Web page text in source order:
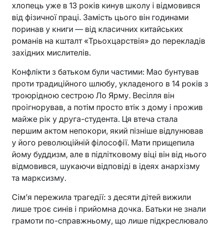
хлопець уже в 13 років кинув школу і відмовився
від фізичної праці. Замість цього він годинами
поринав у книги — від класичних китайських
романів на кшталт «Трьохцарствія» до перекладів
західних мислителів.
Конфлікти з батьком були частими: Мао бунтував
проти традиційного шлюбу, укладеного в 14 років з
троюрідною сестрою Ло Ярму. Весілля він
проігнорував, а потім просто втік з дому і прожив
майже рік у друга-студента. Ця втеча стала
першим актом непокори, який пізніше відлунював
у його революційній філософії. Мати прищепила
йому буддизм, але в підлітковому віці він від нього
відмовився, шукаючи відповіді в ідеях анархізму
та марксизму.
Сім’я пережила трагедії: з десяти дітей вижили
лише троє синів і прийомна дочка. Батьки не знали
грамоти по-справжньому, що лише підкреслювало